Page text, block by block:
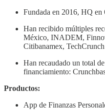
Fundada en 2016, HQ
Han recibido múltiples
México, INADEM,
Citibanamex,
Han recaudado un total
financiamiento:
Productos:
App de Finanzas